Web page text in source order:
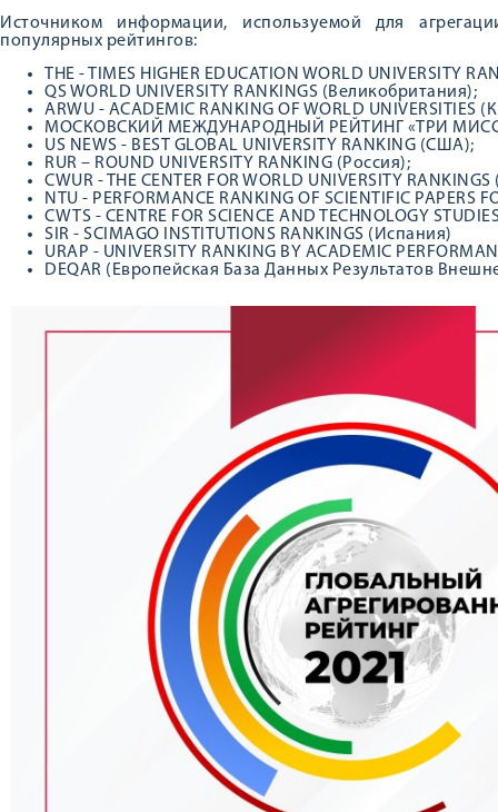
Источником информации, используемой для
популярных рейтингов:
THE - TIMES HIGHER EDUCATION WORLD UNIVERSITY
QS WORLD UNIVERSITY RANKINGS (Великобритания);
ARWU - ACADEMIC RANKING OF WORLD UNIVERSITIES
МОСКОВСКИЙ МЕЖДУНАРОДНЫЙ РЕЙТИНГ «ТРИ
US NEWS - BEST GLOBAL UNIVERSITY RANKING (США);
RUR – ROUND UNIVERSITY RANKING (Россия);
CWUR - THE CENTER FOR WORLD UNIVERSITY
NTU - PERFORMANCE RANKING OF SCIENTIFIC PAPERS
CWTS - CENTRE FOR SCIENCE AND TECHNOLOGY
SIR - SCIMAGO INSTITUTIONS RANKINGS (Испания)
URAP - UNIVERSITY RANKING BY ACADEMIC
DEQAR (Европейская База Данных Результатов